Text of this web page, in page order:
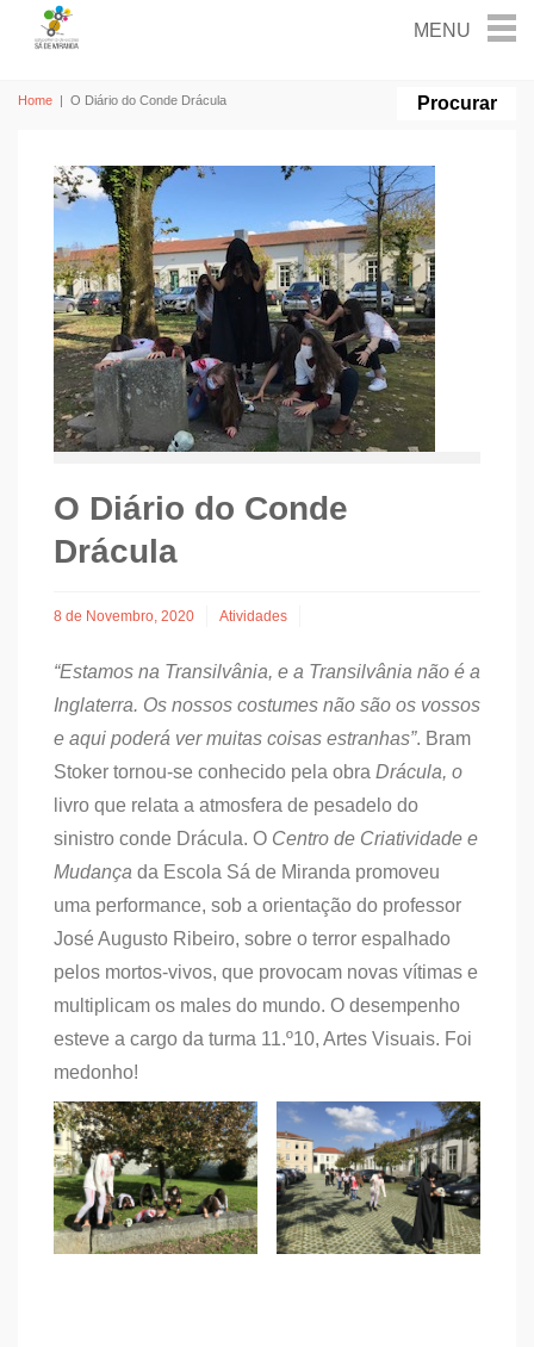
Home | O Diário do Conde Drácula
O Diário do Conde
Drácula
8 de Novembro, 2020 Atividades
“Estamos na Transilvânia, e a Transilvânia não é a
Inglaterra. Os nossos costumes não são os vossos
e aqui poderá ver muitas coisas estranhas”. Bram
Stoker tornou-se conhecido pela obra Drácula, o
livro que relata a atmosfera de pesadelo do
sinistro conde Drácula. O Centro de Criatividade e
Mudança da Escola Sá de Miranda promoveu
uma performance, sob a orientação do professor
José Augusto Ribeiro, sobre o terror espalhado
pelos mortos-vivos, que provocam novas vítimas e
multiplicam os males do mundo. O desempenho
esteve a cargo da turma 11.º10, Artes Visuais. Foi
medonho!